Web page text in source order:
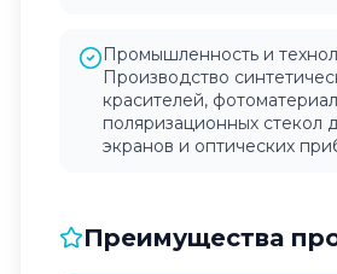
Промышленность и
Производство
красителей,
поляризационных стекол
экранов и оптических
Преимущества